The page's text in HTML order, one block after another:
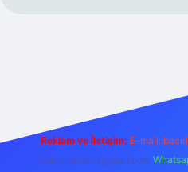
Reklam ve İletişim: E-mail:
forumhizmeti@gmail.com